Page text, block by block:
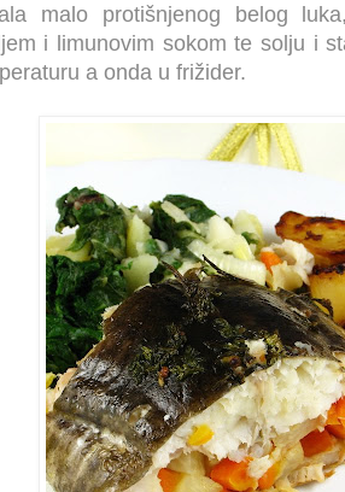
malo protišnjenog belog
i limunovim sokom te solju i
a onda u frižider.